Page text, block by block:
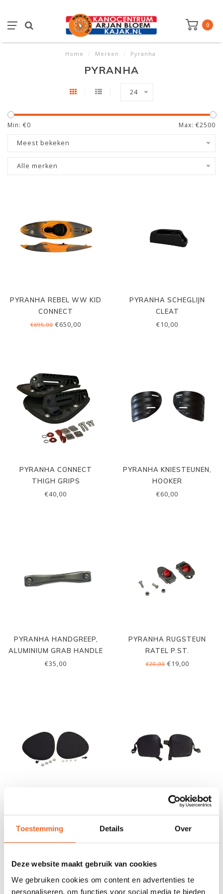
Toestemming Details Over
Deze website maakt gebruik van cookies
We gebruiken cookies om content en advertenties te
personaliseren, om functies voor social media te bieden
0
Home / Merken / Pyranha
PYRANHA
24
Min: €0 Max: €2500
Meest bekeken
Alle merken
PYRANHA REBEL WW KID
CONNECT
€695,00 €650,00
PYRANHA SCHEGLIJN
CLEAT
€10,00
PYRANHA CONNECT
THIGH GRIPS
€40,00
PYRANHA KNIESTEUNEN,
HOOKER
€60,00
PYRANHA HANDGREEP,
ALUMINIUM GRAB HANDLE
(PYRANHA)
€35,00
PYRANHA RUGSTEUN
RATEL P.ST.
€20,00€19,00
€30,00
PYRANHA STOUT 2 HIP
€45,00